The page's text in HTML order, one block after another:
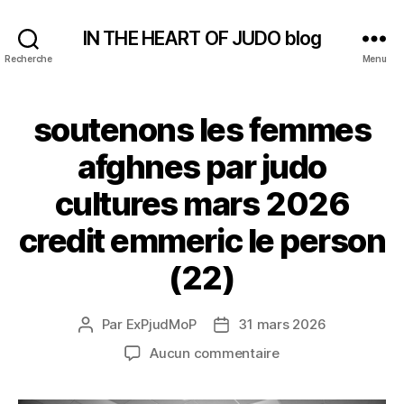
Recherche
IN THE HEART OF JUDO blog
Menu
soutenons les femmes
afghnes par judo
cultures mars 2026
credit emmeric le person
(22)
Auteur
l’article
Par ExPjudMoP
Date31 mars 2026
Aucun commentairesur